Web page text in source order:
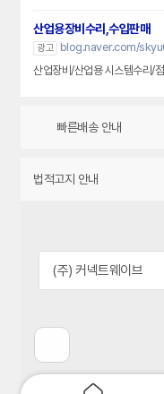
산업용장비수리,수입판매
광고
blog.naver.com/
산업장비/산업용 시스템수리/
빠른배송 안내
법적고지 안내
전
페
(주) 커넥트웨이브